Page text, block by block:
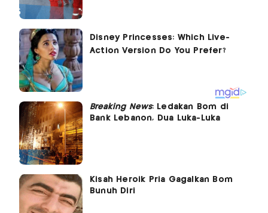
Breaking News: Ledakan Bom di
Bank Lebanon, Dua Luka-Luka
Kisah Heroik Pria Gagalkan Bom
Bunuh Diri